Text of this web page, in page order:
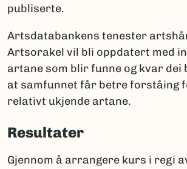
publiserte.
Artsdatabankens tenester
Artsorakel vil bli oppdatert med
artane som blir funne og kvar dei
at samfunnet får betre forståing
relativt ukjende artane.
Resultater
Gjennom å arrangere kurs i regi